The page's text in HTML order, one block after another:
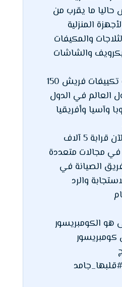
ما يقرب من
المنزلية
والمكيفات
والشاشات
يستهلك منتجات تكييفات فريش 150
العالم في الدول
وآسيا وأفريقيا
يعمل بالشركة الآن قرابة 5 آلاف
مجالات متعددة
الصيانة في
والرد
هو الكومبريسور
كومبريسور